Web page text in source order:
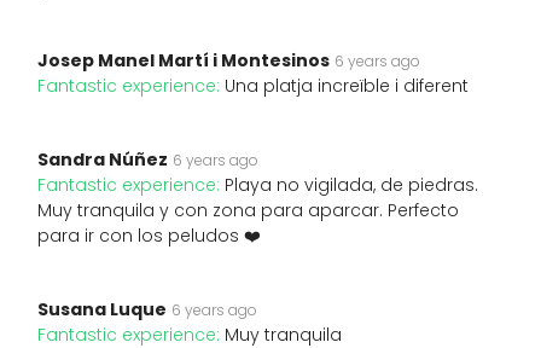
Josep Manel Martí i Montesinos 6 years ago
Fantastic experience: Una platja increïble i diferent
Sandra Núñez 6 years ago
Fantastic experience: Playa no vigilada, de piedras.
Muy tranquila y con zona para aparcar. Perfecto
para ir con los peludos ❤️
Susana Luque 6 years ago
Fantastic experience: Muy tranquila